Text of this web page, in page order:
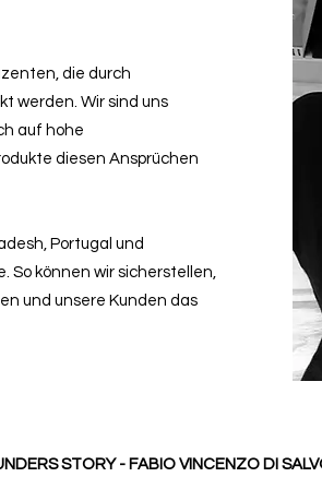
die durch
werden. Wir sind uns
auf hohe
diesen Ansprüchen
Portugal und
So können wir sicherstellen,
und unsere Kunden das
STORY - FABIO VINCENZO DI